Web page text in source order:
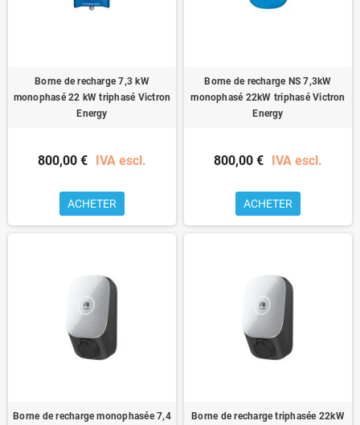
Borne de recharge 7,3 kW
monophasé 22 kW triphasé Victron
Energy
800,00 € IVA escl.
ACHETER
Borne de recharge NS 7,3kW
monophasé 22kW triphasé Victron
Energy
800,00 € IVA escl.
ACHETER
Borne de recharge monophasée 7,4
Borne de recharge triphasée 22kW